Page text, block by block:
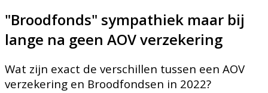
"Broodfonds" sympathiek maar bij
lange na geen AOV verzekering
Wat zijn exact de verschillen tussen een AOV
verzekering en Broodfondsen in 2022?